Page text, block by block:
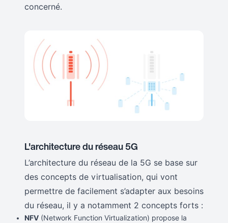
concerné.
L'architecture du réseau 5G
L’architecture du réseau de la 5G se base sur
des concepts de virtualisation, qui vont
permettre de facilement s’adapter aux besoins
du réseau, il y a notamment 2 concepts forts :
NFV (Network Function Virtualization) propose la